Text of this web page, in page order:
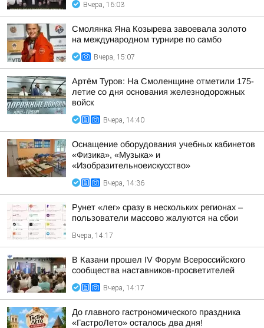
Вчера, 16:03
Смолянка Яна Козырева завоевала золото
на международном турнире по самбо
Вчера, 15:07
Артём Туров: На Смоленщине отметили 175-
летие со дня основания железнодорожных
войск
Вчера, 14:40
Оснащение оборудования учебных кабинетов
«Физика», «Музыка» и
«Изобразительноеискусство»
Вчера, 14:36
Рунет «лег» сразу в нескольких регионах –
пользователи массово жалуются на сбои
Вчера, 14:17
В Казани прошел IV Форум Всероссийского
сообщества наставников-просветителей
Вчера, 14:17
До главного гастрономического праздника
«ГастроЛето» осталось два дня!